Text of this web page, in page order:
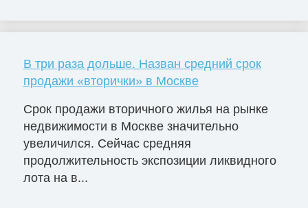
В три раза дольше. Назван средний срок
продажи «вторички» в Москве
Срок продажи вторичного жилья на рынке
недвижимости в Москве значительно
увеличился. Сейчас средняя
продолжительность экспозиции ликвидного
лота на в...